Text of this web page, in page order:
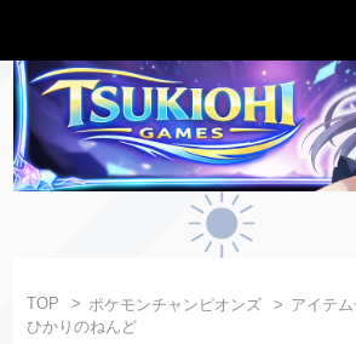
TOP ポケモンチャンピオンズ
アイテ
ひかりのねんど